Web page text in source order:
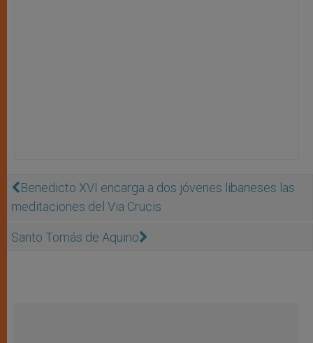
Benedicto XVI encarga a dos jóvenes libaneses las
meditaciones del Via Crucis
Santo Tomás de Aquino